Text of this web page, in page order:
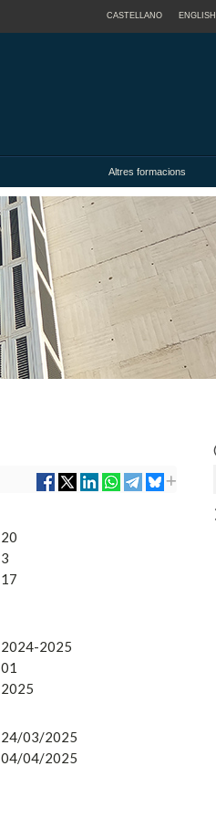
CASTELLANO ENGLISH
Altres formacions
20
3
17
2024-2025
01
2025
24/03/2025
04/04/2025